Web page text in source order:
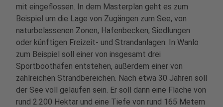
mit eingeflossen. In dem Masterplan geht es zum
Beispiel um die Lage von Zugängen zum See, von
naturbelassenen Zonen, Hafenbecken, Siedlungen
oder künftigen Freizeit- und Strandanlagen. In Wanlo
zum Beispiel soll einer von insgesamt drei
Sportboothäfen entstehen, außerdem einer von
zahlreichen Strandbereichen. Nach etwa 30 Jahren soll
der See voll gelaufen sein. Er soll dann eine Fläche von
rund 2.200 Hektar und eine Tiefe von rund 165 Metern